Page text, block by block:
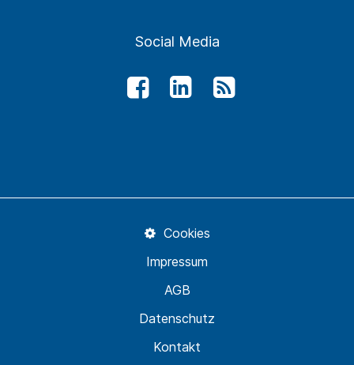
Social Media
Kontakt
Datenschutz
AGB
Impressum
Cookies